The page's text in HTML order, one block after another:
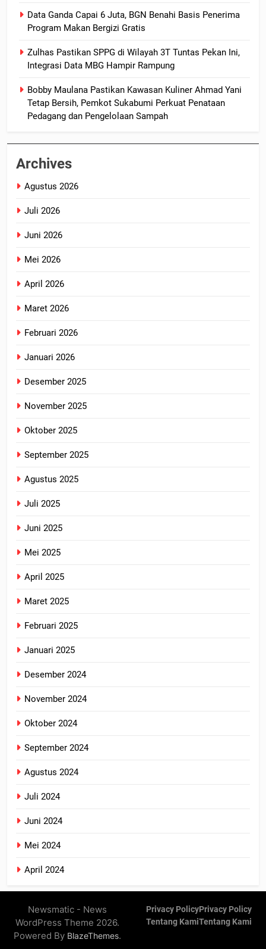
Data Ganda Capai 6 Juta, BGN Benahi Basis Penerima
Program Makan Bergizi Gratis
Zulhas Pastikan SPPG di Wilayah 3T Tuntas Pekan Ini,
Integrasi Data MBG Hampir Rampung
Bobby Maulana Pastikan Kawasan Kuliner Ahmad Yani
Tetap Bersih, Pemkot Sukabumi Perkuat Penataan
Pedagang dan Pengelolaan Sampah
Archives
Agustus 2026
Juli 2026
Juni 2026
Mei 2026
April 2026
Maret 2026
Februari 2026
Januari 2026
Desember 2025
November 2025
Oktober 2025
September 2025
Agustus 2025
Juli 2025
Juni 2025
Mei 2025
April 2025
Maret 2025
Februari 2025
Januari 2025
Desember 2024
November 2024
Oktober 2024
September 2024
Agustus 2024
Juli 2024
Juni 2024
Mei 2024
April 2024
Newsmatic - News
WordPress Theme 2026.
Powered By BlazeThemes.
Privacy PolicyPrivacy Policy
Tentang KamiTentang Kami